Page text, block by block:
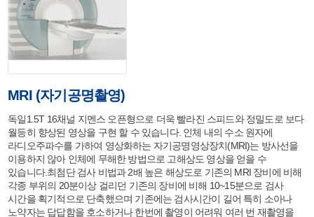
MRI (자기공명촬영)
독일1.5T 16채널 지멘스 오픈형으로 더욱 빨라진 스피드와 정밀도로 보다
월등히 향상된 영상을 구현 할 수 있습니다. 인체 내의 수소 원자에
라디오주파수를 가하여 영상화하는 자기공명영상장치(MRI)는 방사선을
이용하지 않아 인체에 무해한 방법으로 고해상도 영상을 얻을 수
있습니다.최첨단 검사 비법과 2배 높은 해상도로 기존의 MRI 장비에 비해
각종 부위의 20분이상 걸리던 기존의 장비에 비해 10~15분으로 검사
시간을 획기적으로 단축했으며 기존에는 검사시간이 길어 특히 소아나
노약자는 답답함을 호소하거나 한번에 촬영이 어려워 여러 번 재촬영을